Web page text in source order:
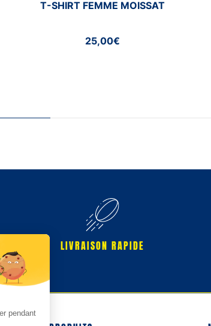
T-SHIRT FEMME MOISSAT
25,00€
LIVRAISON RAPIDE